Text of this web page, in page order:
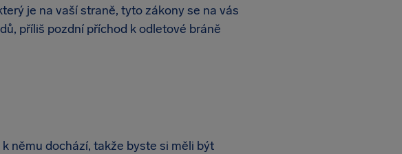
je na vaší straně, tyto zákony se na vás
příliš pozdní příchod k odletové bráně
němu dochází, takže byste si měli být